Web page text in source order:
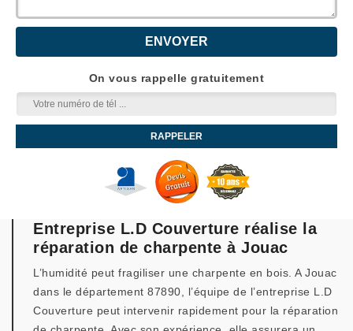
On vous rappelle gratuitement
Entreprise L.D Couverture réalise la
réparation de charpente à Jouac
L’humidité peut fragiliser une charpente en bois. A Jouac
dans le département 87890, l’équipe de l’entreprise L.D
Couverture peut intervenir rapidement pour la réparation